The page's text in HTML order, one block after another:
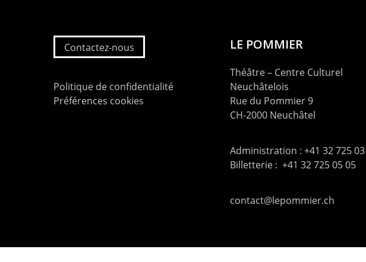
Contactez-nous
Politique de confidentialité
Préférences cookies
LE POMMIER
Théâtre – Centre Culturel
Neuchâtelois
Rue du Pommier 9
CH-2000 Neuchâtel
Administration : +41 32 725
Billetterie : +41 32 725 05 05
contact@lepommier.ch